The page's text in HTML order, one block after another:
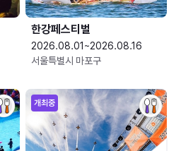
한강페스티벌
2026.08.01~2026.08.16
서울특별시 마포구
개최중